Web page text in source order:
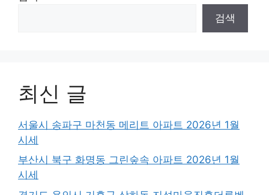
검색
최신 글
서울시 송파구 마천동 메리트 아파트 2026년 1월
시세
부산시 북구 화명동 그린숲속 아파트 2026년 1월
시세